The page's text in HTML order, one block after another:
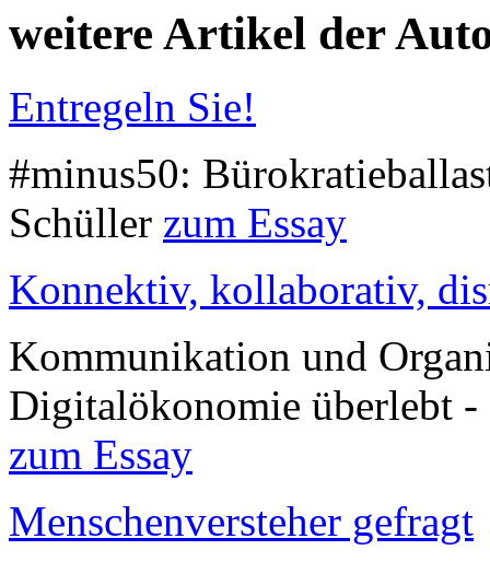
weitere Artikel der
Entregeln Sie!
#minus50:
Schüller zum Essay
Konnektiv, kollaborativ,
Kommunikation und
Digitalökonomie überlebt
zum Essay
Menschenversteher gefragt